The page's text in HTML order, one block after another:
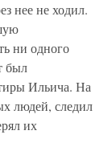
нее не ходил.
ни одного
был
Ильича. На
людей, следил
их